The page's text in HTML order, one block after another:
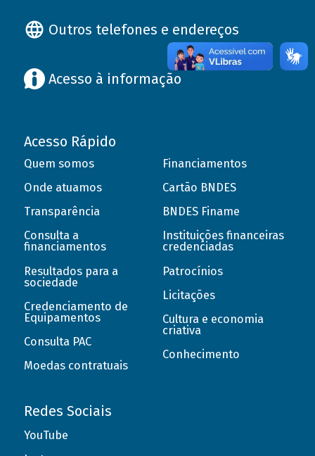
Outros telefones e endereços
Acesso à informação
Acesso Rápido
Quem somos
Onde atuamos
Transparência
Consulta a
financiamentos
Resultados para a
sociedade
Credenciamento de
Equipamentos
Consulta PAC
Moedas contratuais
Financiamentos
Cartão BNDES
BNDES Finame
Instituições financeiras
credenciadas
Patrocínios
Licitações
Cultura e economia
criativa
Conhecimento
Redes Sociais
YouTube